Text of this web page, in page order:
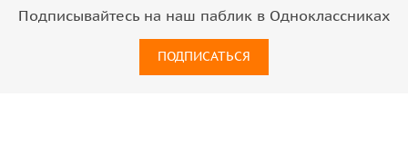
Подписывайтесь на наш паблик в Одноклассниках
ПОДПИСАТЬСЯ